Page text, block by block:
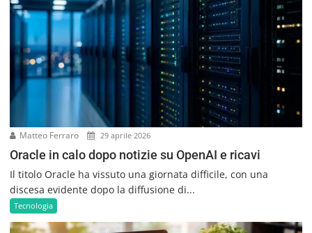
Matteo Ferraro 29 aprile 2026
Oracle in calo dopo notizie su OpenAI e ricavi
Il titolo Oracle ha vissuto una giornata difficile, con una
discesa evidente dopo la diffusione di...
Tecnologia